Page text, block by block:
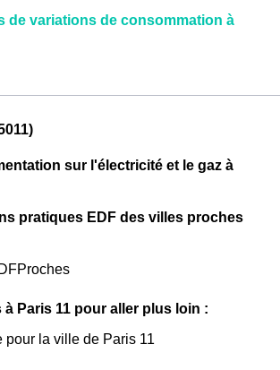
de variations de consommation à
sur l'électricité et le gaz à
pratiques EDF des villes proches
à Paris 11 pour aller plus loin :
pour la ville de Paris 11